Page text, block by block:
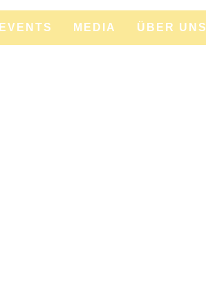
EVENTS MEDIA ÜBER UNS